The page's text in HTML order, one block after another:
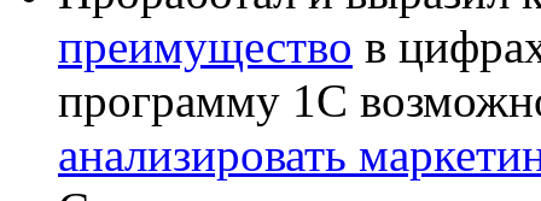
преимущество в
программу 1С
анализировать